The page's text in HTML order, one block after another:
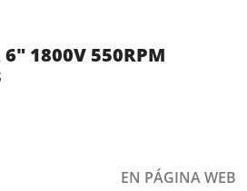
6″ 1800V 550RPM
EN PÁGINA WEB